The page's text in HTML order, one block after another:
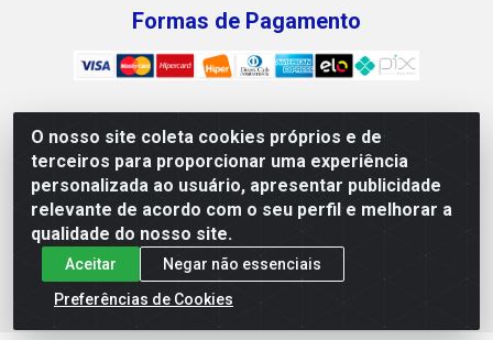
O nosso site coleta cookies próprios e de
terceiros para proporcionar uma experiência
personalizada ao usuário, apresentar publicidade
relevante de acordo com o seu perfil e melhorar a
qualidade do nosso site.
Aceitar
Negar não essenciais
Preferências de Cookies
Formas de Pagamento
Mix Alimentos LTDA - Quadra Asr Ne 55 (412 Norte), Alameda
02, S/N - Plano Diretor Norte, Palmas/TO - CEP 77.006-540 -
CNPJ 05.922.500/0001-02